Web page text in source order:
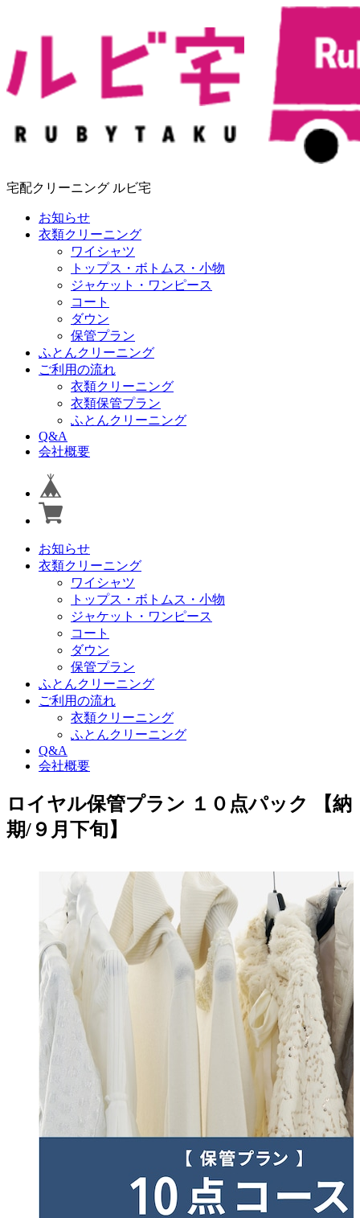
宅配クリーニング ルビ宅
お知らせ
衣類クリーニング
ワイシャツ
トップス・ボトムス・小物
ジャケット・ワンピース
コート
ダウン
保管プラン
ふとんクリーニング
ご利用の流れ
衣類クリーニング
衣類保管プラン
ふとんクリーニング
Q&A
会社概要
お知らせ
衣類クリーニング
ワイシャツ
トップス・ボトムス・小物
ジャケット・ワンピース
コート
ダウン
保管プラン
ふとんクリーニング
ご利用の流れ
衣類クリーニング
ふとんクリーニング
Q&A
会社概要
ロイヤル保管プラン １０点パック 【納
期/９月下旬】